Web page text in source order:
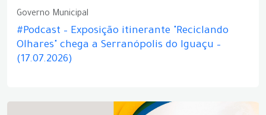
Governo Municipal
#Podcast – Exposição itinerante "Reciclando
Olhares" chega a Serranópolis do Iguaçu –
(17.07.2026)